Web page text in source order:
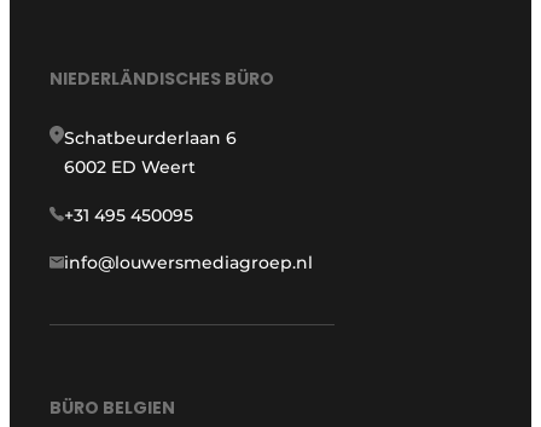
NIEDERLÄNDISCHES BÜRO
Schatbeurderlaan 6
6002 ED Weert
+31 495 450095
info@louwersmediagroep.nl
BÜRO BELGIEN